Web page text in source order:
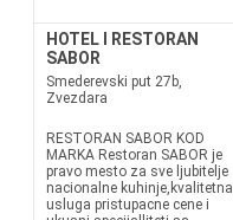
HOTEL I RESTORAN
SABOR
Smederevski put 27b,
Zvezdara
RESTORAN SABOR KOD
MARKA Restoran SABOR je
pravo mesto za sve ljubitelje
nacionalne kuhinje,kvalitetna
usluga pristupacne cene i